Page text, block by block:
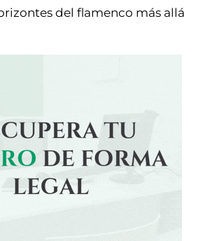
del flamenco más allá